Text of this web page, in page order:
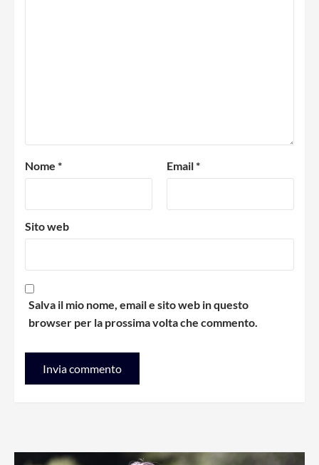
Nome * Email*
Sito web
Salva il mio nome, email e sito web in questo
browser per la prossima volta che commento.